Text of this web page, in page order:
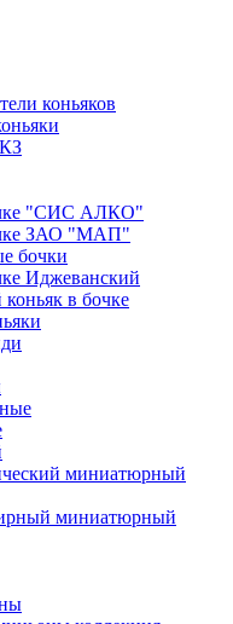
коньяков
"СИС АЛКО"
ЗАО "МАП"
бочки
Иджеванский
в бочке
миниатюрный
миниатюрный